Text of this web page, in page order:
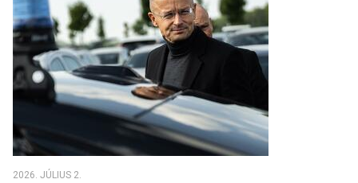
2026. JÚLIUS 2.